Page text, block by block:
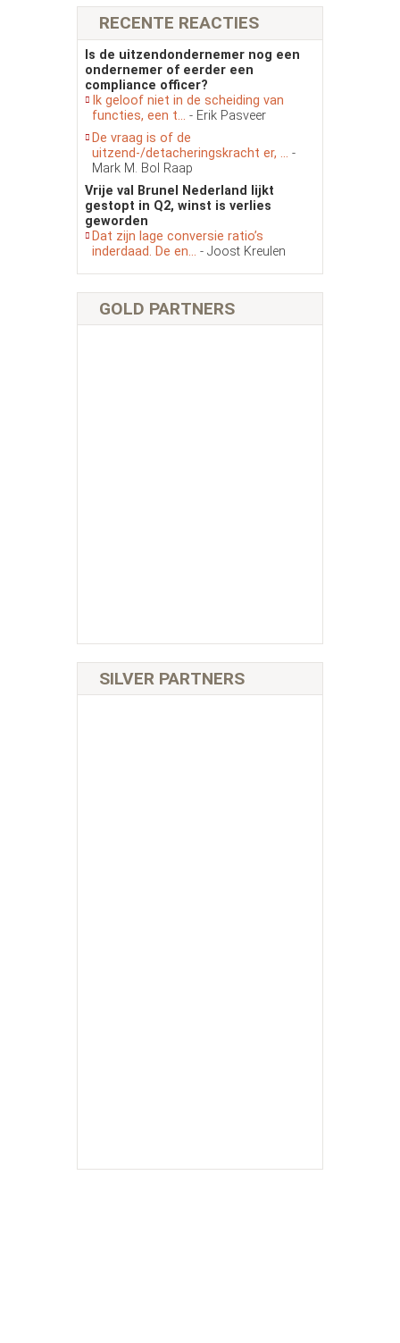
RECENTE REACTIES
Is de uitzendondernemer nog een
ondernemer of eerder een
compliance officer?
Ik geloof niet in de scheiding van
functies, een t... - Erik Pasveer
De vraag is of de
uitzend-/detacheringskracht er, ... -
Mark M. Bol Raap
Vrije val Brunel Nederland lijkt
gestopt in Q2, winst is verlies
geworden
Dat zijn lage conversie ratio’s
inderdaad. De en... - Joost Kreulen
GOLD PARTNERS
SILVER PARTNERS